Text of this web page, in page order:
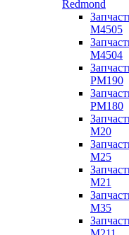
Redmond
M4505
M4504
PM190
PM180
M20
M25
M21
M35